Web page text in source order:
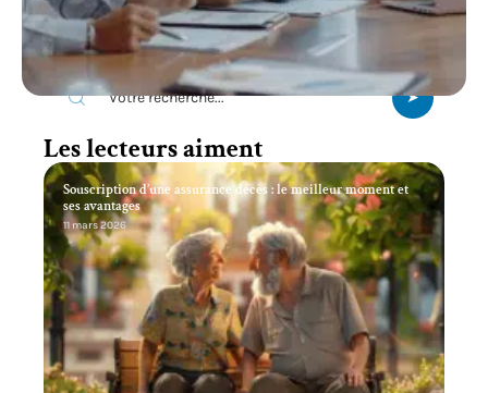
Recherche
Les lecteurs aiment
Souscription d’une assurance décès : le meilleur moment et
ses avantages
11 mars 2026